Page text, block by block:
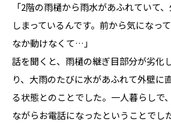
「2階の雨樋から雨水があふれていて
しまっているんです。前から気になっ
なか動けなくて…」
話を聞くと、雨樋の継ぎ目部分が劣化
り、大雨のたびに水があふれて外壁に
る状態とのことでした。一人暮らしで
ながらお電話になったということでし